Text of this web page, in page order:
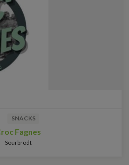
SNACKS
Fagnes
Sourbrodt